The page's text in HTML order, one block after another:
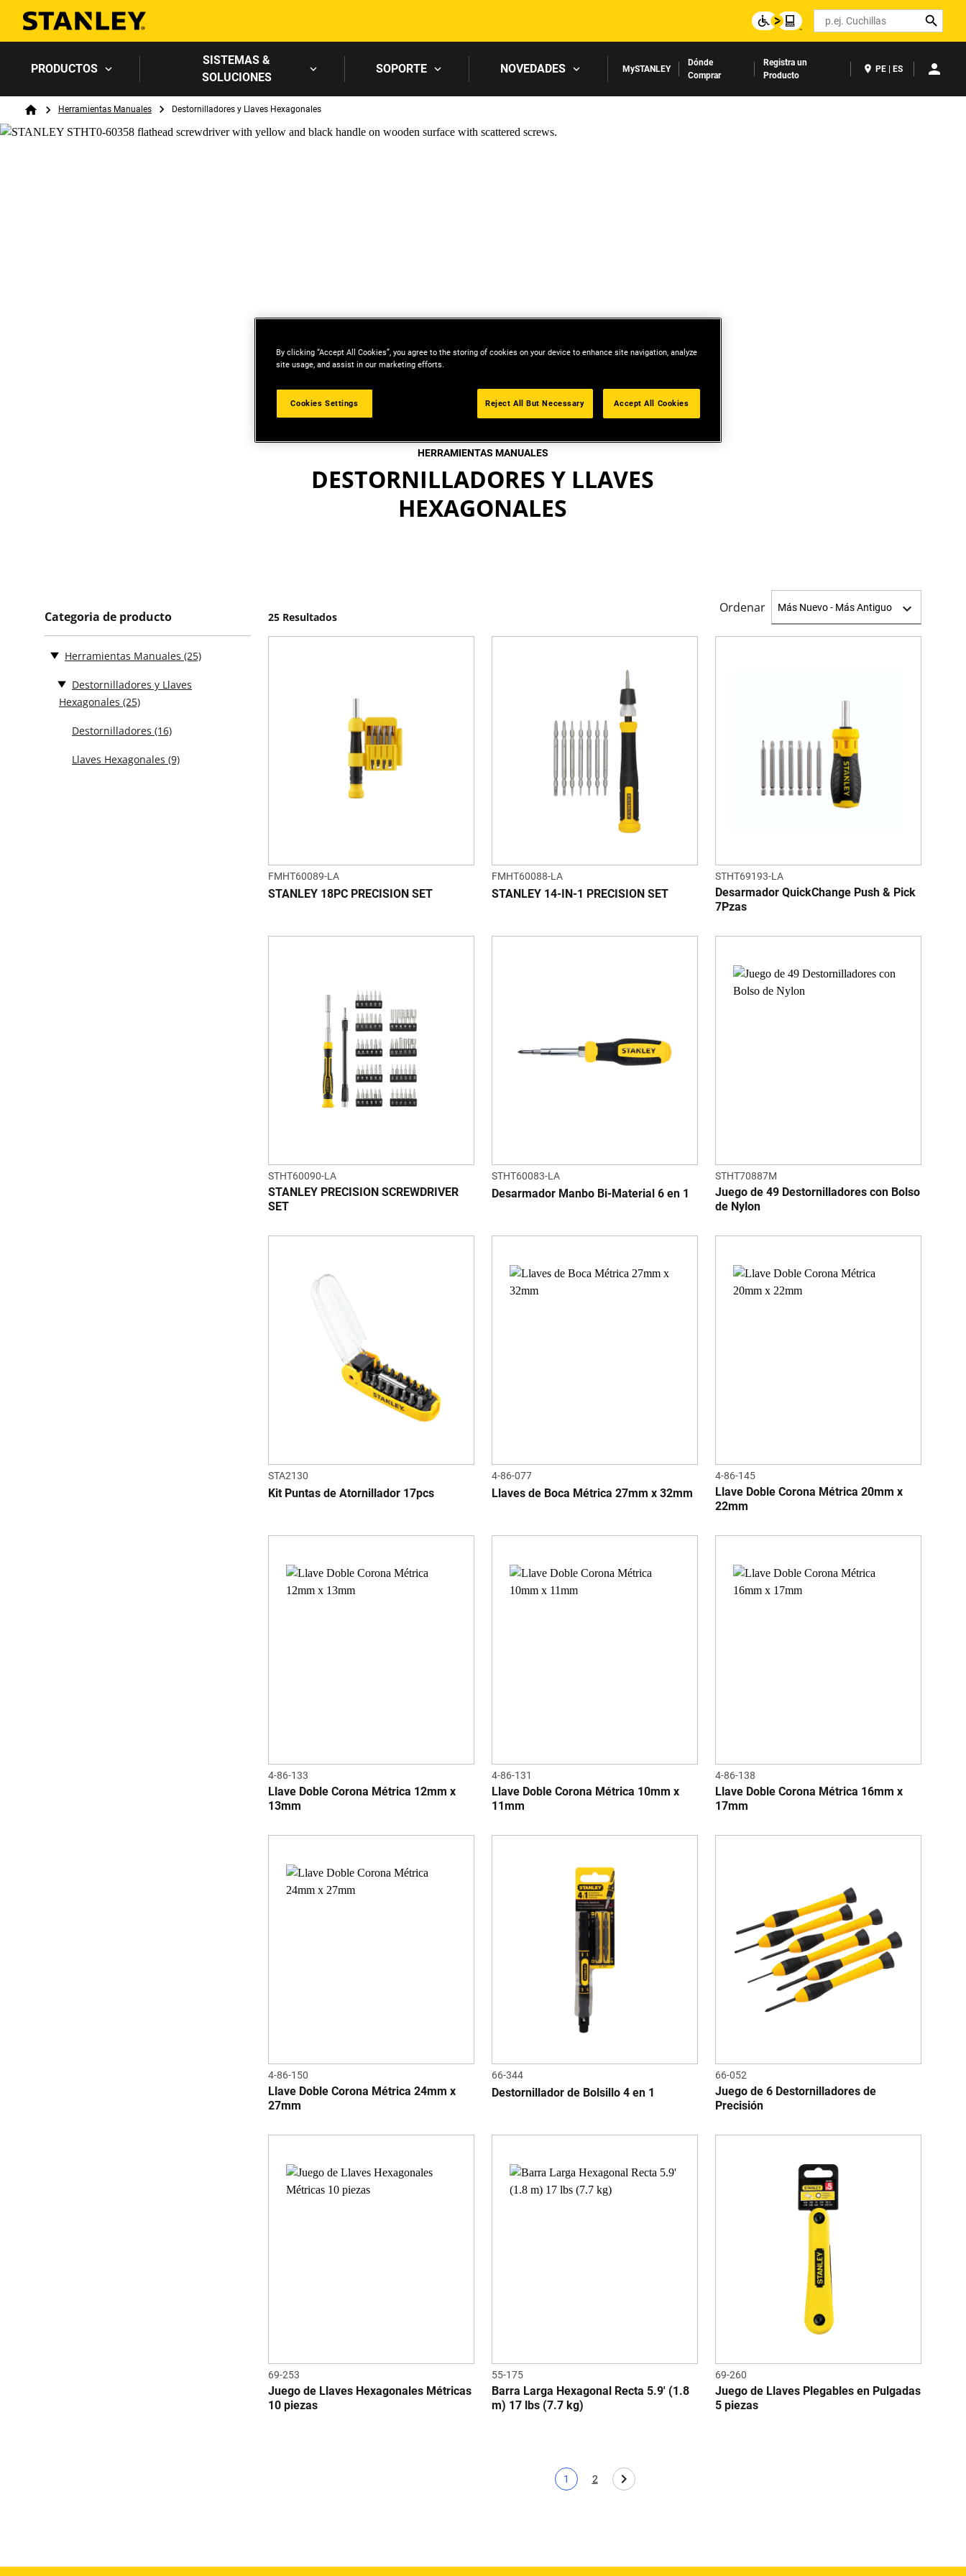
Search
PRODUCTOS
SISTEMAS &
SOLUCIONES
SOPORTE NOVEDADES MySTANLEY
Dónde
Comprar
Registra un
Producto
PE | ES
Breadcrumb
HomeHerramientas Manuales Destornilladores y Llaves Hexagonales
HERRAMIENTAS MANUALES
DESTORNILLADORES Y LLAVES
HEXAGONALES
Categoria de producto
Herramientas Manuales (25)
Destornilladores y Llaves
Hexagonales (25)
Destornilladores (16)
Llaves Hexagonales (9)
25 Resultados
Ordenar
FMHT60089-LA
STANLEY 18PC PRECISION SET
FMHT60088-LA
STANLEY 14-IN-1 PRECISION SET
STHT69193-LA
Desarmador QuickChange Push & Pick
7Pzas
STHT60090-LA
STANLEY PRECISION SCREWDRIVER
SET
STHT60083-LA
Desarmador Manbo Bi-Material 6 en 1
STHT70887M
Juego de 49 Destornilladores con Bolso
de Nylon
STA2130
Kit Puntas de Atornillador 17pcs
4-86-077
Llaves de Boca Métrica 27mm x 32mm
4-86-145
Llave Doble Corona Métrica 20mm x
22mm
4-86-133
Llave Doble Corona Métrica 12mm x
13mm
4-86-131
Llave Doble Corona Métrica 10mm x
11mm
4-86-138
Llave Doble Corona Métrica 16mm x
17mm
4-86-150
Llave Doble Corona Métrica 24mm x
27mm
66-344
Destornillador de Bolsillo 4 en 1
66-052
Juego de 6 Destornilladores de
Precisión
69-253
Juego de Llaves Hexagonales Métricas
10 piezas
55-175
Barra Larga Hexagonal Recta 5.9' (1.8
m) 17 lbs (7.7 kg)
69-260
Juego de Llaves Plegables en Pulgadas
5 piezas
Página actual
1
Page
2
By clicking “Accept All Cookies”, you agree to the storing of cookies on your device to enhance site navigation, analyze
site usage, and assist in our marketing efforts.
Cookies Settings Reject All But Necessary Accept All Cookies